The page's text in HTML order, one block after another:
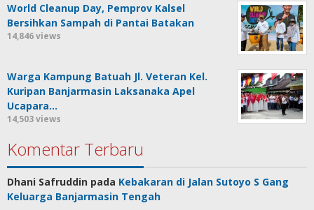
World Cleanup Day, Pemprov Kalsel
Bersihkan Sampah di Pantai Batakan
14,846 views
Warga Kampung Batuah Jl. Veteran Kel.
Kuripan Banjarmasin Laksanaka Apel
Ucapara…
14,503 views
Komentar Terbaru
Dhani Safruddin pada Kebakaran di Jalan Sutoyo S Gang
Keluarga Banjarmasin Tengah